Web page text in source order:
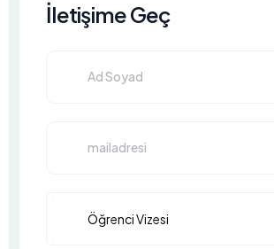
İletişime Geç